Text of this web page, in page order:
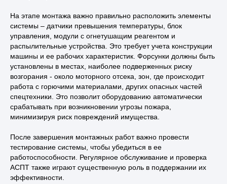
На этапе монтажа важно правильно расположить элементы
системы – датчики превышения температуры, блок
управления, модули с огнетушащим реагентом и
распылительные устройства. Это требует учета конструкции
машины и ее рабочих характеристик. Форсунки должны быть
установлены в местах, наиболее подверженных риску
возгорания - около моторного отсека, зон, где происходит
работа с горючими материалами, других опасных частей
спецтехники. Это позволит оборудованию автоматически
срабатывать при возникновении угрозы пожара,
минимизируя риск повреждений имущества.
После завершения монтажных работ важно провести
тестирование системы, чтобы убедиться в ее
работоспособности. Регулярное обслуживание и проверка
АСПТ также играют существенную роль в поддержании их
эффективности.
Всегда на связи